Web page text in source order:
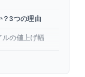
？3つの理由
ルの値上げ幅